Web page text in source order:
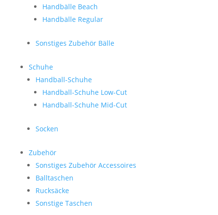
Handbälle Beach
Handbälle Regular
Sonstiges Zubehör Bälle
Schuhe
Handball-Schuhe
Handball-Schuhe Low-Cut
Handball-Schuhe Mid-Cut
Socken
Zubehör
Sonstiges Zubehör Accessoires
Balltaschen
Rucksäcke
Sonstige Taschen